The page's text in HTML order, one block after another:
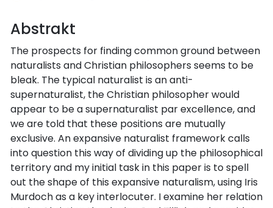
Abstrakt
The prospects for finding common ground between
naturalists and Christian philosophers seems to be
bleak. The typical naturalist is an anti-
supernaturalist, the Christian philosopher would
appear to be a supernaturalist par excellence, and
we are told that these positions are mutually
exclusive. An expansive naturalist framework calls
into question this way of dividing up the philosophical
territory and my initial task in this paper is to spell
out the shape of this expansive naturalism, using Iris
Murdoch as a key interlocuter. I examine her relation